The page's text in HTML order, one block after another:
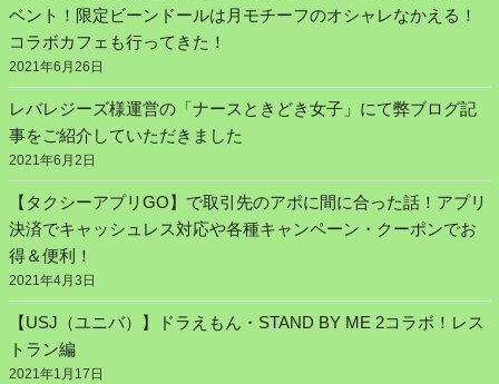
ベント！限定ビーンドールは月モチーフのオシャレなかえる！
コラボカフェも行ってきた！
2021年6月26日
レバレジーズ様運営の「ナースときどき女子」にて弊ブログ記
事をご紹介していただきました
2021年6月2日
【タクシーアプリGO】で取引先のアポに間に合った話！アプリ
決済でキャッシュレス対応や各種キャンペーン・クーポンでお
得＆便利！
2021年4月3日
【USJ（ユニバ）】ドラえもん・STAND BY ME 2コラボ！レス
トラン編
2021年1月17日